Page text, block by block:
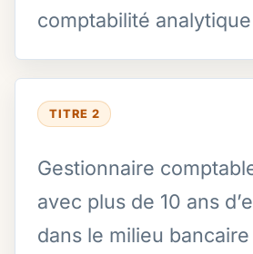
comptabilité analytique
TITRE 2
Gestionnaire
avec plus de 10 ans
dans le milieu bancaire